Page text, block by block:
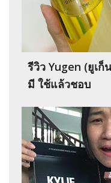
รีวิว Yugen (ยูเ
มี ใช้แล้วชอบ